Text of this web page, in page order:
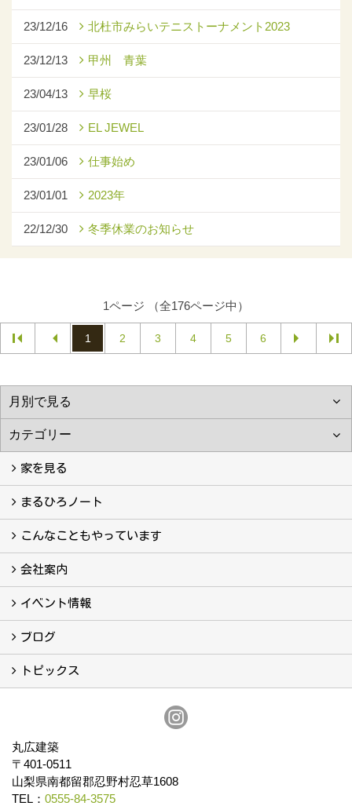
23/12/16 北杜市みらいテニストーナメント2023
23/12/13 甲州 青葉
23/04/13 早桜
23/01/28 EL JEWEL
23/01/06 仕事始め
23/01/01 2023年
22/12/30 冬季休業のお知らせ
1ページ （全176ページ中）
1 2 3 4 5 6
家を見る
フォトギャラリー
現場レポート
完工事例
お客様の声
まるひろノート
真っ直ぐの家づくり
自慢の大工たち
こだわりの自然素材
快適な家のエッセンス
注文住宅ができるまで
こんなこともやっています
こんなこともやっています
会社案内
会社案内
まるひろの人
スタッフ紹介
プライバシーポリシー
イベント情報
イベント予告
イベント報告
ブログ
ブログ
トピックス
丸広建築
〒401-0511
山梨県南都留郡忍野村忍草1608
TEL： 0555-84-3575